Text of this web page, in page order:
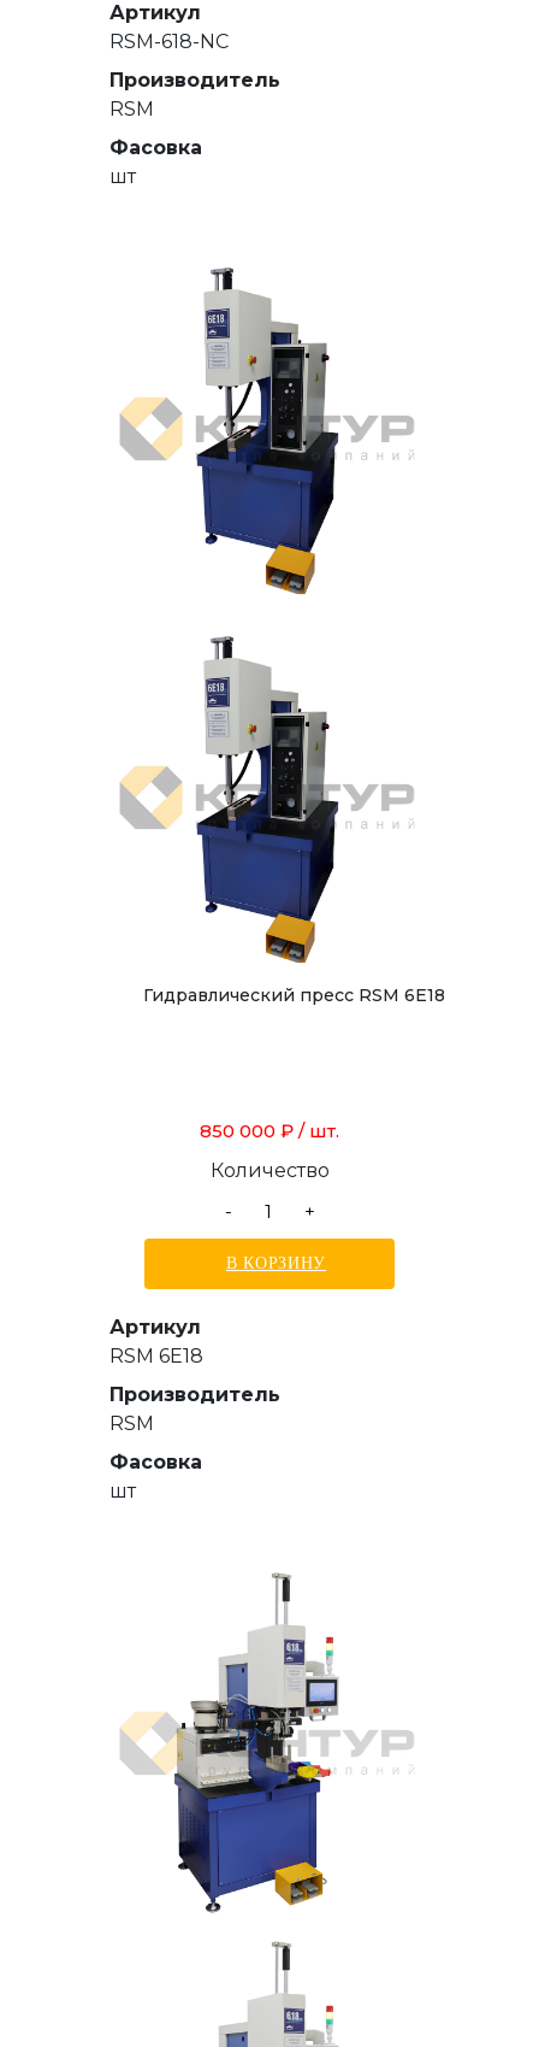
Артикул
RSM-618-NC
Производитель
RSM
Фасовка
шт
Гидравлический пресс RSM 6E18
850 000 ₽ / шт.
Количество
-
+
В КОРЗИНУ
Артикул
RSM 6E18
Производитель
RSM
Фасовка
шт